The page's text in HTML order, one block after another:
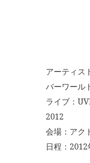
アーティス
バーワール
ライブ：
2012
会場：アク
日程：